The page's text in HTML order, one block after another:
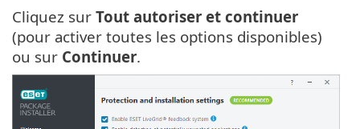
Cliquez sur Tout autoriser et continuer
(pour activer toutes les options disponibles)
ou sur Continuer.